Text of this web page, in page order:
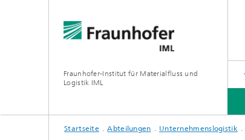
Fraunhofer-Institut für Materialfluss und
Logistik IML
THEMEN
ABTEILUNGEN
INSTITUT
FÜR UNTERNEHMEN
Startseite Abteilungen Unternehmenslogistik